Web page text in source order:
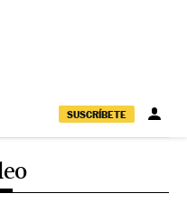
SUSCRÍBETE